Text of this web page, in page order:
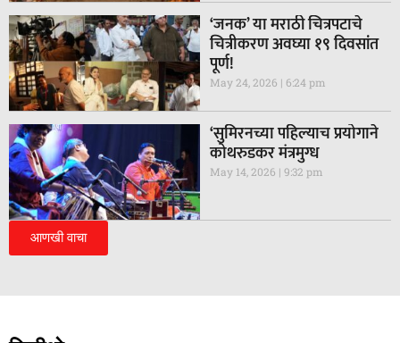
‘जनक’ या मराठी चित्रपटाचे
चित्रीकरण अवघ्या १९ दिवसांत
पूर्ण!
May 24, 2026 6:24 pm
‘सुमिरनच्या पहिल्याच प्रयोगाने
कोथरुडकर मंत्रमुग्ध
May 14, 2026 9:32 pm
आणखी वाचा